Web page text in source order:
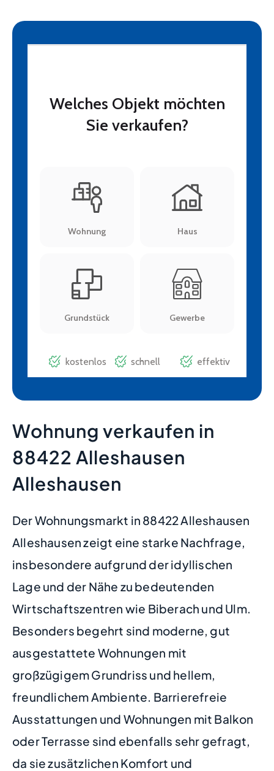
Wohnung verkaufen in
88422 Alleshausen
Alleshausen
Der Wohnungsmarkt in 88422 Alleshausen
Alleshausen zeigt eine starke Nachfrage,
insbesondere aufgrund der idyllischen
Lage und der Nähe zu bedeutenden
Wirtschaftszentren wie Biberach und Ulm.
Besonders begehrt sind moderne, gut
ausgestattete Wohnungen mit
großzügigem Grundriss und hellem,
freundlichem Ambiente. Barrierefreie
Ausstattungen und Wohnungen mit Balkon
oder Terrasse sind ebenfalls sehr gefragt,
da sie zusätzlichen Komfort und